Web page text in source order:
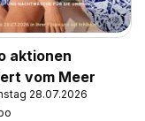
aktionen
vom Meer
28.07.2026